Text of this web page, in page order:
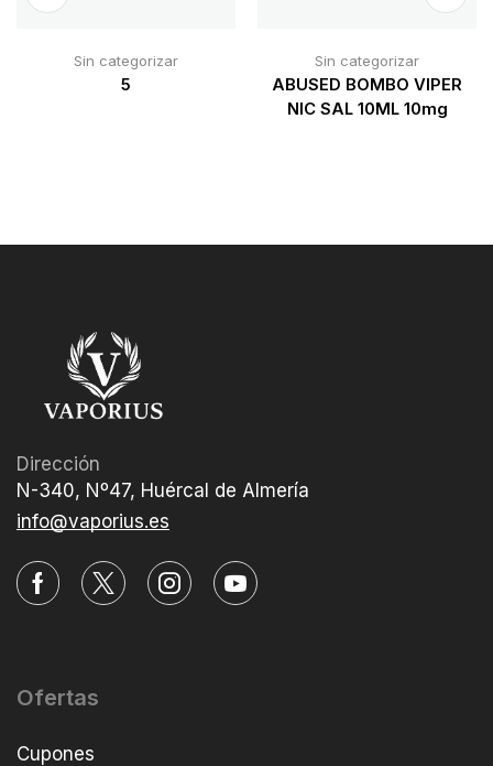
Sin categorizar
5
Sin categorizar
ABUSED BOMBO VIPER
NIC SAL 10ML 10mg
Dirección
N-340, Nº47, Huércal de Almería
info@vaporius.es
Ofertas
Cupones